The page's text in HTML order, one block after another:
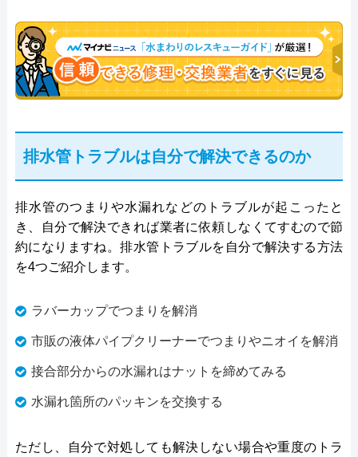
排水管トラブルは自分で解決できるのか
排水管のつまりや水漏れなどのトラブルが起こったと
き、自分で解決できれば業者に依頼しなくてすむので節
約になりますね。排水管トラブルを自分で解決する方法
を4つご紹介します。
ラバーカップでつまりを解消
市販の液体パイプクリーナーでつまりやニオイを解消
接合部分からの水漏れはナットを締めてみる
水漏れ箇所のパッキンを交換する
ただし、自分で対処しても解決しない場合や重度のトラ